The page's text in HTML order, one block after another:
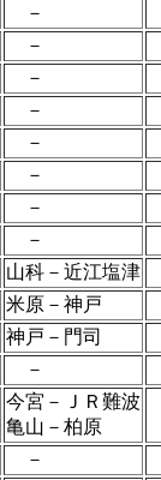
－
－
－
－
－
－
－
－
山科－近江塩津
米原－神戸
神戸－門司
－
今宮－ＪＲ難波
亀山－柏原
－